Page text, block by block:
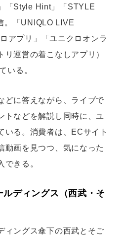
「Style Hint」「STYLE
。「UNIQLO LIVE
アプリ」「ユニクロオンラ
リ運営の着こなしアプリ）
いる。
どに答えながら、ライブで
トなどを解説し同時に、ユ
いる。消費者は、ECサイト
動画を見つつ、気になった
できる。
ディングス（西武・そ
ィングス傘下の西武とそご